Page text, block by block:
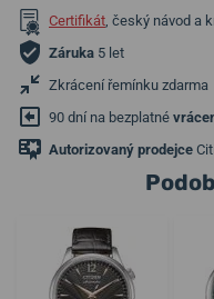
Certifikát, český návod a
Záruka 5 let
Zkrácení řemínku zdarma
90 dní na bezplatné
Autorizovaný prodejce